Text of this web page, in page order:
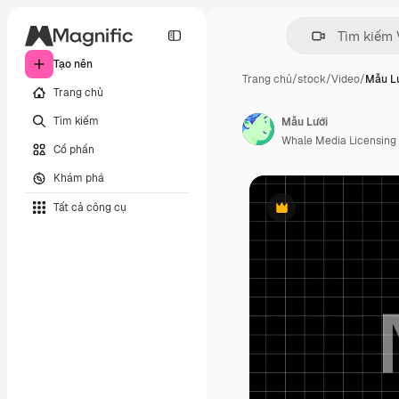
Tạo nên
Trang chủ
Tìm kiếm
Cổ phần
Khám phá
Tất cả công cụ
Trang chủ/stock/Video/Mẫu
Phần thưởng
Mẫu Lưới
Whale Media Licensing